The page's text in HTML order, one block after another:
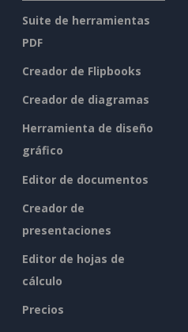
Suite de herramientas
PDF
Creador de Flipbooks
Creador de diagramas
Herramienta de diseño
gráfico
Editor de documentos
Creador de
presentaciones
Editor de hojas de
cálculo
Precios